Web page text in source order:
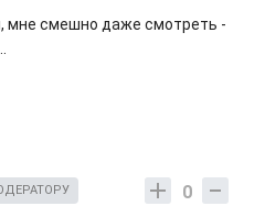
мне смешно даже смотреть -
0